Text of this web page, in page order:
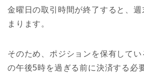
金曜日の取引時間が終了すると、
まります。
そのため、ポジションを保有してい
の午後5時を過ぎる前に決済する必